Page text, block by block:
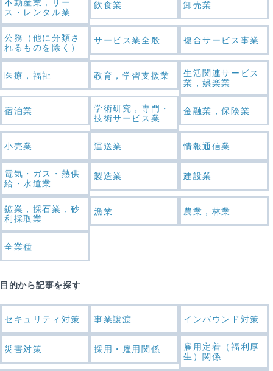
不動産業，リー
ス・レンタル業
飲食業 卸売業
公務（他に分類さ
れるものを除く）
サービス業全般 複合サービス事業
医療，福祉 教育，学習支援業
生活関連サービス
業，娯楽業
宿泊業
学術研究，専門・
技術サービス業
金融業，保険業
小売業 運送業 情報通信業
電気・ガス・熱供
給・水道業
製造業 建設業
鉱業，採石業，砂
利採取業
漁業 農業，林業
全業種
目的から記事を探す
セキュリティ対策 事業譲渡 インバウンド対策
災害対策 採用・雇用関係
雇用定着（福利厚
生）関係